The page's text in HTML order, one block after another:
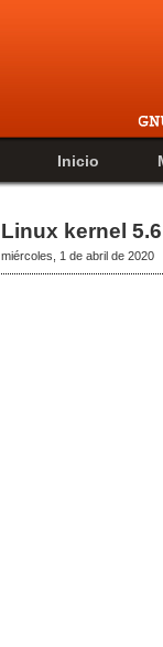
Inicio
Linux kernel
miércoles, 1 de abril de 2020